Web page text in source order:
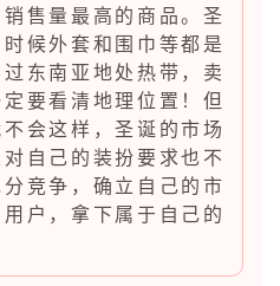
售量最高的商品。圣
候外套和围巾等都是
东南亚地处热带，卖
要看清地理位置！但
会这样，圣诞的市场
自己的装扮要求也不
竞争，确立自己的市
户，拿下属于自己的